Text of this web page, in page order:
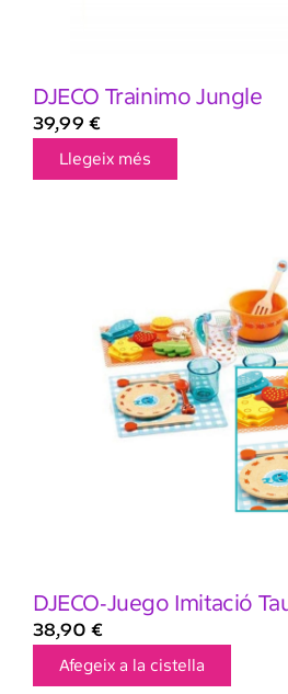
DJECO Trainimo Jungle
39,99 €
Llegeix més
DJECO-Juego Imitació
38,90 €
Afegeix a la cistella